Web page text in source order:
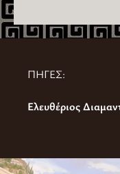
ΠΗΓΕΣ:
Ελευθέριος